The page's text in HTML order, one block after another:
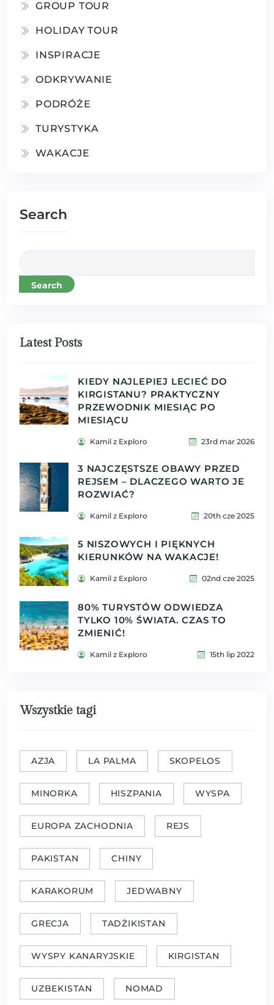
GROUP TOUR
HOLIDAY TOUR
INSPIRACJE
ODKRYWANIE
PODRÓŻE
TURYSTYKA
WAKACJE
Search
Search
Latest Posts
KIEDY NAJLEPIEJ LECIEĆ DO
KIRGISTANU? PRAKTYCZNY
PRZEWODNIK MIESIĄC PO
MIESIĄCU
Kamil z Exploro 23rd mar 2026
3 NAJCZĘSTSZE OBAWY PRZED
REJSEM – DLACZEGO WARTO JE
ROZWIAĆ?
Kamil z Exploro 20th cze 2025
5 NISZOWYCH I PIĘKNYCH
KIERUNKÓW NA WAKACJE!
Kamil z Exploro 02nd cze 2025
80% TURYSTÓW ODWIEDZA
TYLKO 10% ŚWIATA. CZAS TO
ZMIENIĆ!
Kamil z Exploro 15th lip 2022
Wszystkie tagi
AZJA LA PALMA SKOPELOS
MINORKA HISZPANIA WYSPA
EUROPA ZACHODNIA REJS
PAKISTAN CHINY
KARAKORUM JEDWABNY
GRECJA TADŻIKISTAN
WYSPY KANARYJSKIE KIRGISTAN
UZBEKISTAN NOMAD